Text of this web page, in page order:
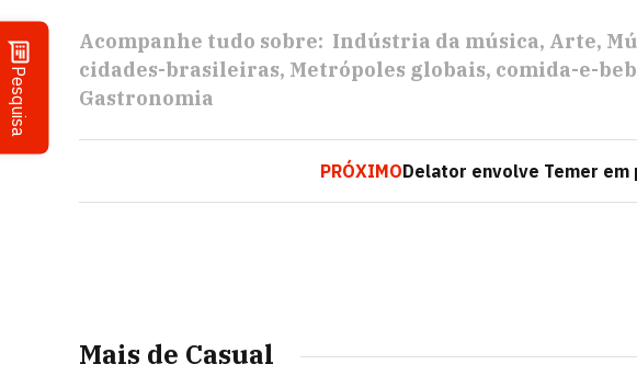
Pesquisa
Acompanhe tudo sobre: Indústria da música Arte
cidades-brasileiras Metrópoles globais comida-e-
Gastronomia
PRÓXIMODelator envolve Temer em
Mais de Casual